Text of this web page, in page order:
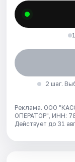
2 шаг.
Реклама. ООО
ОПЕРАТОР", ИНН:
Действует до 31